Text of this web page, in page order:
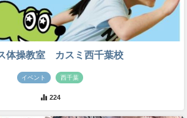
体操教室 カスミ西千葉校
イベント 西千葉
224